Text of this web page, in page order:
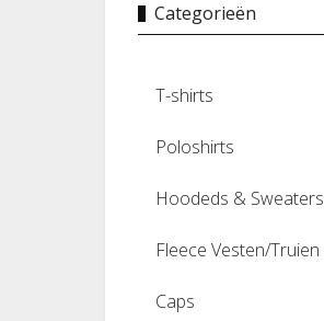
Categorieën
T-shirts
Poloshirts
Hoodeds & Sweaters
Fleece Vesten/Truien
Caps